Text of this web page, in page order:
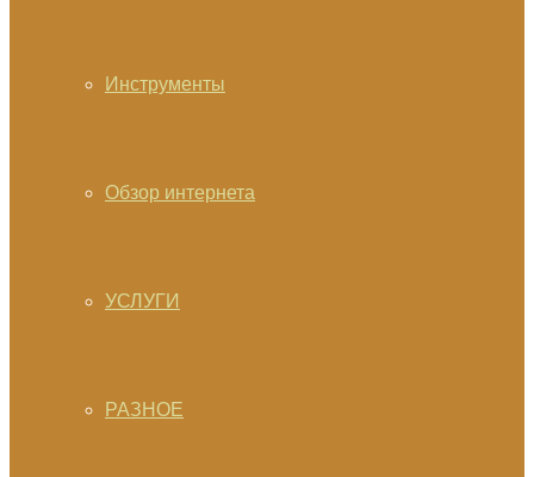
Инструменты
Обзор интернета
УСЛУГИ
РАЗНОЕ